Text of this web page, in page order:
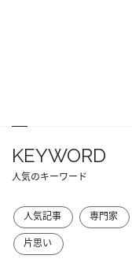
KEYWORD
人気のキーワード
人気記事 専門家
片思い